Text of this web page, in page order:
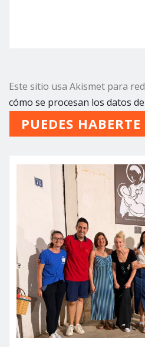
Este sitio usa Akismet para
cómo se procesan los datos
PUEDES